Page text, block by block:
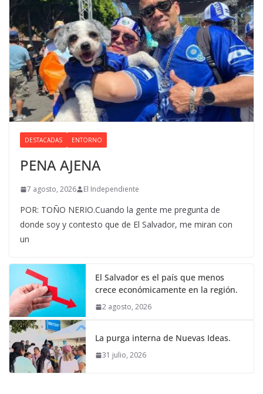
DESTACADAS ENTORNO
PENA AJENA
7 agosto, 2026 El Independiente
POR: TOÑO NERIO.Cuando la gente me pregunta de
donde soy y contesto que de El Salvador, me miran con
un
El Salvador es el país que menos
crece económicamente en la región.
2 agosto, 2026
La purga interna de Nuevas Ideas.
31 julio, 2026